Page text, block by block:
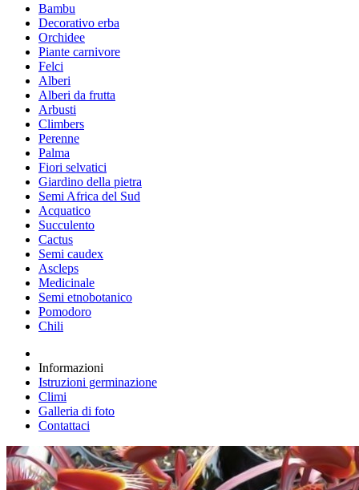
Bambu
Decorativo erba
Orchidee
Piante carnivore
Felci
Alberi
Alberi da frutta
Arbusti
Climbers
Perenne
Palma
Fiori selvatici
Giardino della pietra
Semi Africa del Sud
Acquatico
Succulento
Cactus
Semi caudex
Ascleps
Medicinale
Semi etnobotanico
Pomodoro
Chili
Informazioni
Istruzioni germinazione
Climi
Galleria di foto
Contattaci